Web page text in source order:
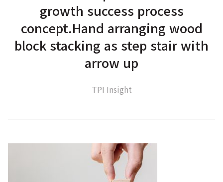
growth success process
concept.Hand arranging wood
block stacking as step stair with
arrow up
TPI Insight